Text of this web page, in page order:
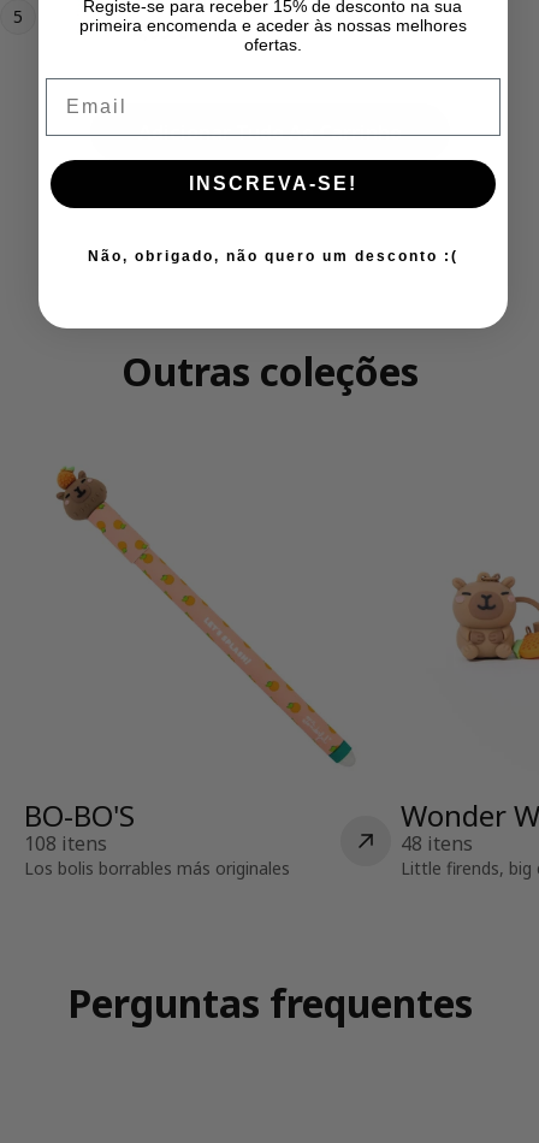
5
Preço regular
4,95 €
Adicionar Tudo Ao Carrinho
Outras coleções
BO-BO'S
108 itens
Los bolis borrables más originales
Wonder
48 itens
Little firends, big
Perguntas frequentes
Registe-se para receber 15% de desconto na sua
primeira encomenda e aceder às nossas melhores
ofertas.
INSCREVA-SE!
Não, obrigado, não quero um desconto :(